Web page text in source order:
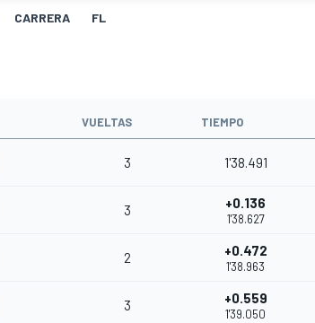
CARRERA FL
VUELTAS TIEMPO
3 1'38.491
3 +0.136
1'38.627
2 +0.472
1'38.963
3 +0.559
1'39.050